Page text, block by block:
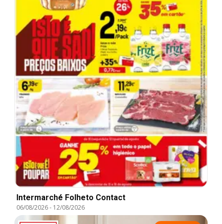
Intermarché Folheto Contact
06/08/2026- 12/08/2026